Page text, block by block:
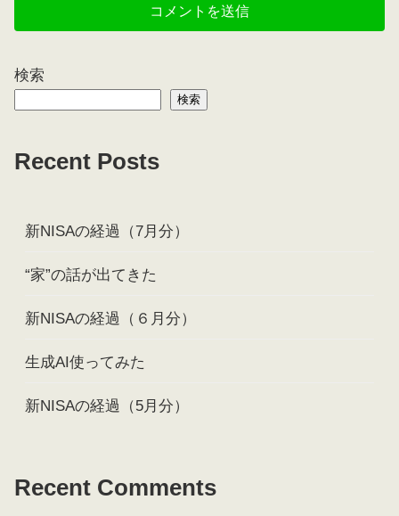
検索
検索
Recent Posts
新NISAの経過（7月分）
“家”の話が出てきた
新NISAの経過（６月分）
生成AI使ってみた
新NISAの経過（5月分）
Recent Comments